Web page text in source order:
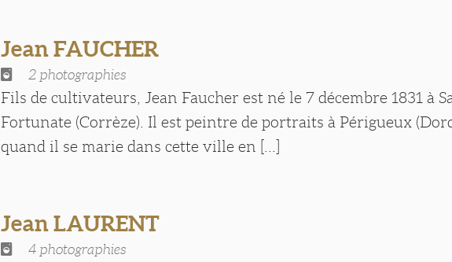
Jean FAUCHER
2 photographies
Fils de cultivateurs, Jean Faucher est né le 7 décembre 1831 à
Fortunate (Corrèze). Il est peintre de portraits à Périgueux
quand il se marie dans cette ville en [...]
Jean LAURENT
4 photographies